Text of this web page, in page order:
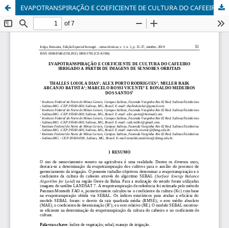
EVAPOTRANSPIRAÇÃO E COEFICIENTE DE CULTURA DO CAFEEIRO IRRIGADO A PARTIR DE IMAGENS DE SENSORES ORBITAIS